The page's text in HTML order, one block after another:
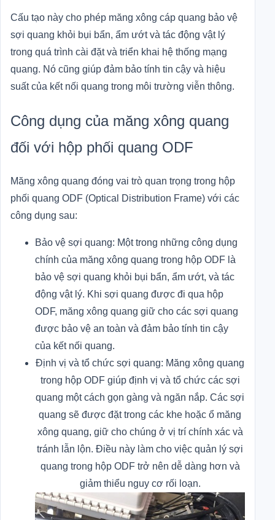
Cấu tạo này cho phép măng xông cáp quang bảo vệ
sợi quang khỏi bụi bẩn, ẩm ướt và tác động vật lý
trong quá trình cài đặt và triển khai hệ thống mạng
quang. Nó cũng giúp đảm bảo tính tin cậy và hiệu
suất của kết nối quang trong môi trường viễn thông.
Công dụng của măng xông quang
đối với hộp phối quang ODF
Măng xông quang đóng vai trò quan trọng trong hộp
phối quang ODF (Optical Distribution Frame) với các
công dụng sau:
Bảo vệ sợi quang: Một trong những công dụng
chính của măng xông quang trong hộp ODF là
bảo vệ sợi quang khỏi bụi bẩn, ẩm ướt, và tác
động vật lý. Khi sợi quang được đi qua hộp
ODF, măng xông quang giữ cho các sợi quang
được bảo vệ an toàn và đảm bảo tính tin cậy
của kết nối quang.
Định vị và tổ chức sợi quang: Măng xông quang
trong hộp ODF giúp định vị và tổ chức các sợi
quang một cách gọn gàng và ngăn nắp. Các sợi
quang sẽ được đặt trong các khe hoặc ổ măng
xông quang, giữ cho chúng ở vị trí chính xác và
tránh lẫn lộn. Điều này làm cho việc quản lý sợi
quang trong hộp ODF trở nên dễ dàng hơn và
giảm thiểu nguy cơ rối loạn.